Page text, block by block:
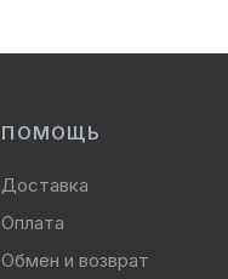
ПОМОЩЬ
Доставка
Оплата
Обмен и возврат